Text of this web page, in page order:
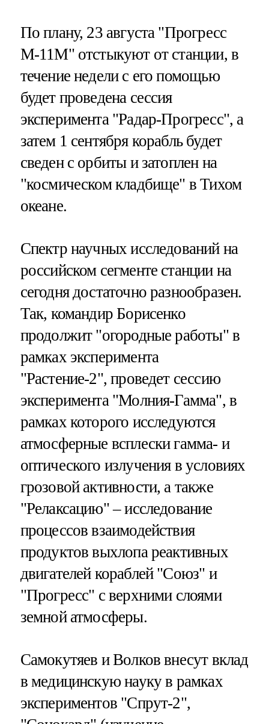
По плану, 23 августа "Прогресс
М-11М" отстыкуют от станции, в
течение недели с его помощью
будет проведена сессия
эксперимента "Радар-Прогресс", а
затем 1 сентября корабль будет
сведен с орбиты и затоплен на
"космическом кладбище" в Тихом
океане.
Спектр научных исследований на
российском сегменте станции на
сегодня достаточно разнообразен.
Так, командир Борисенко
продолжит "огородные работы" в
рамках эксперимента
"Растение-2", проведет сессию
эксперимента "Молния-Гамма", в
рамках которого исследуются
атмосферные всплески гамма- и
оптического излучения в условиях
грозовой активности, а также
"Релаксацию" – исследование
процессов взаимодействия
продуктов выхлопа реактивных
двигателей кораблей "Союз" и
"Прогресс" с верхними слоями
земной атмосферы.
Самокутяев и Волков внесут вклад
в медицинскую науку в рамках
экспериментов "Спрут-2",